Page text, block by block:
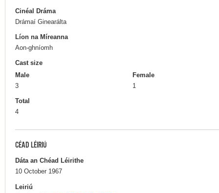
Cinéal Dráma
Drámaí Ginearálta
Líon na Míreanna
Aon-ghníomh
Cast size
Male
3
Female
1
Total
4
CÉAD LÉIRIÚ
Dáta an Chéad Léirithe
10 October 1967
Leiriú